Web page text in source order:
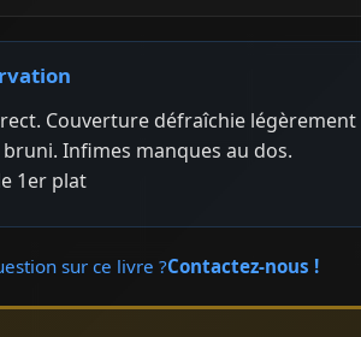
Couverture défraîchie légèrement
Infimes manques au dos.
1er plat
sur ce livre ?Contactez-nous !